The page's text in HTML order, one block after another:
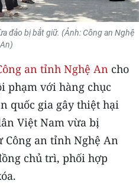
XÃ
đảo bị bắt giữ. (Ảnh: Công an Nghệ
An)
an tỉnh Nghệ An cho
phạm với hàng chục
quốc gia gây thiệt hại
Việt Nam vừa bị
Công an tỉnh Nghệ An
chủ trì, phối hợp